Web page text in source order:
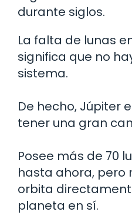
durante siglos.
La falta de lunas
significa que no
sistema.
De hecho, Júpiter
tener una gran
Posee más de 70
hasta ahora, pero
orbita
planeta en sí.